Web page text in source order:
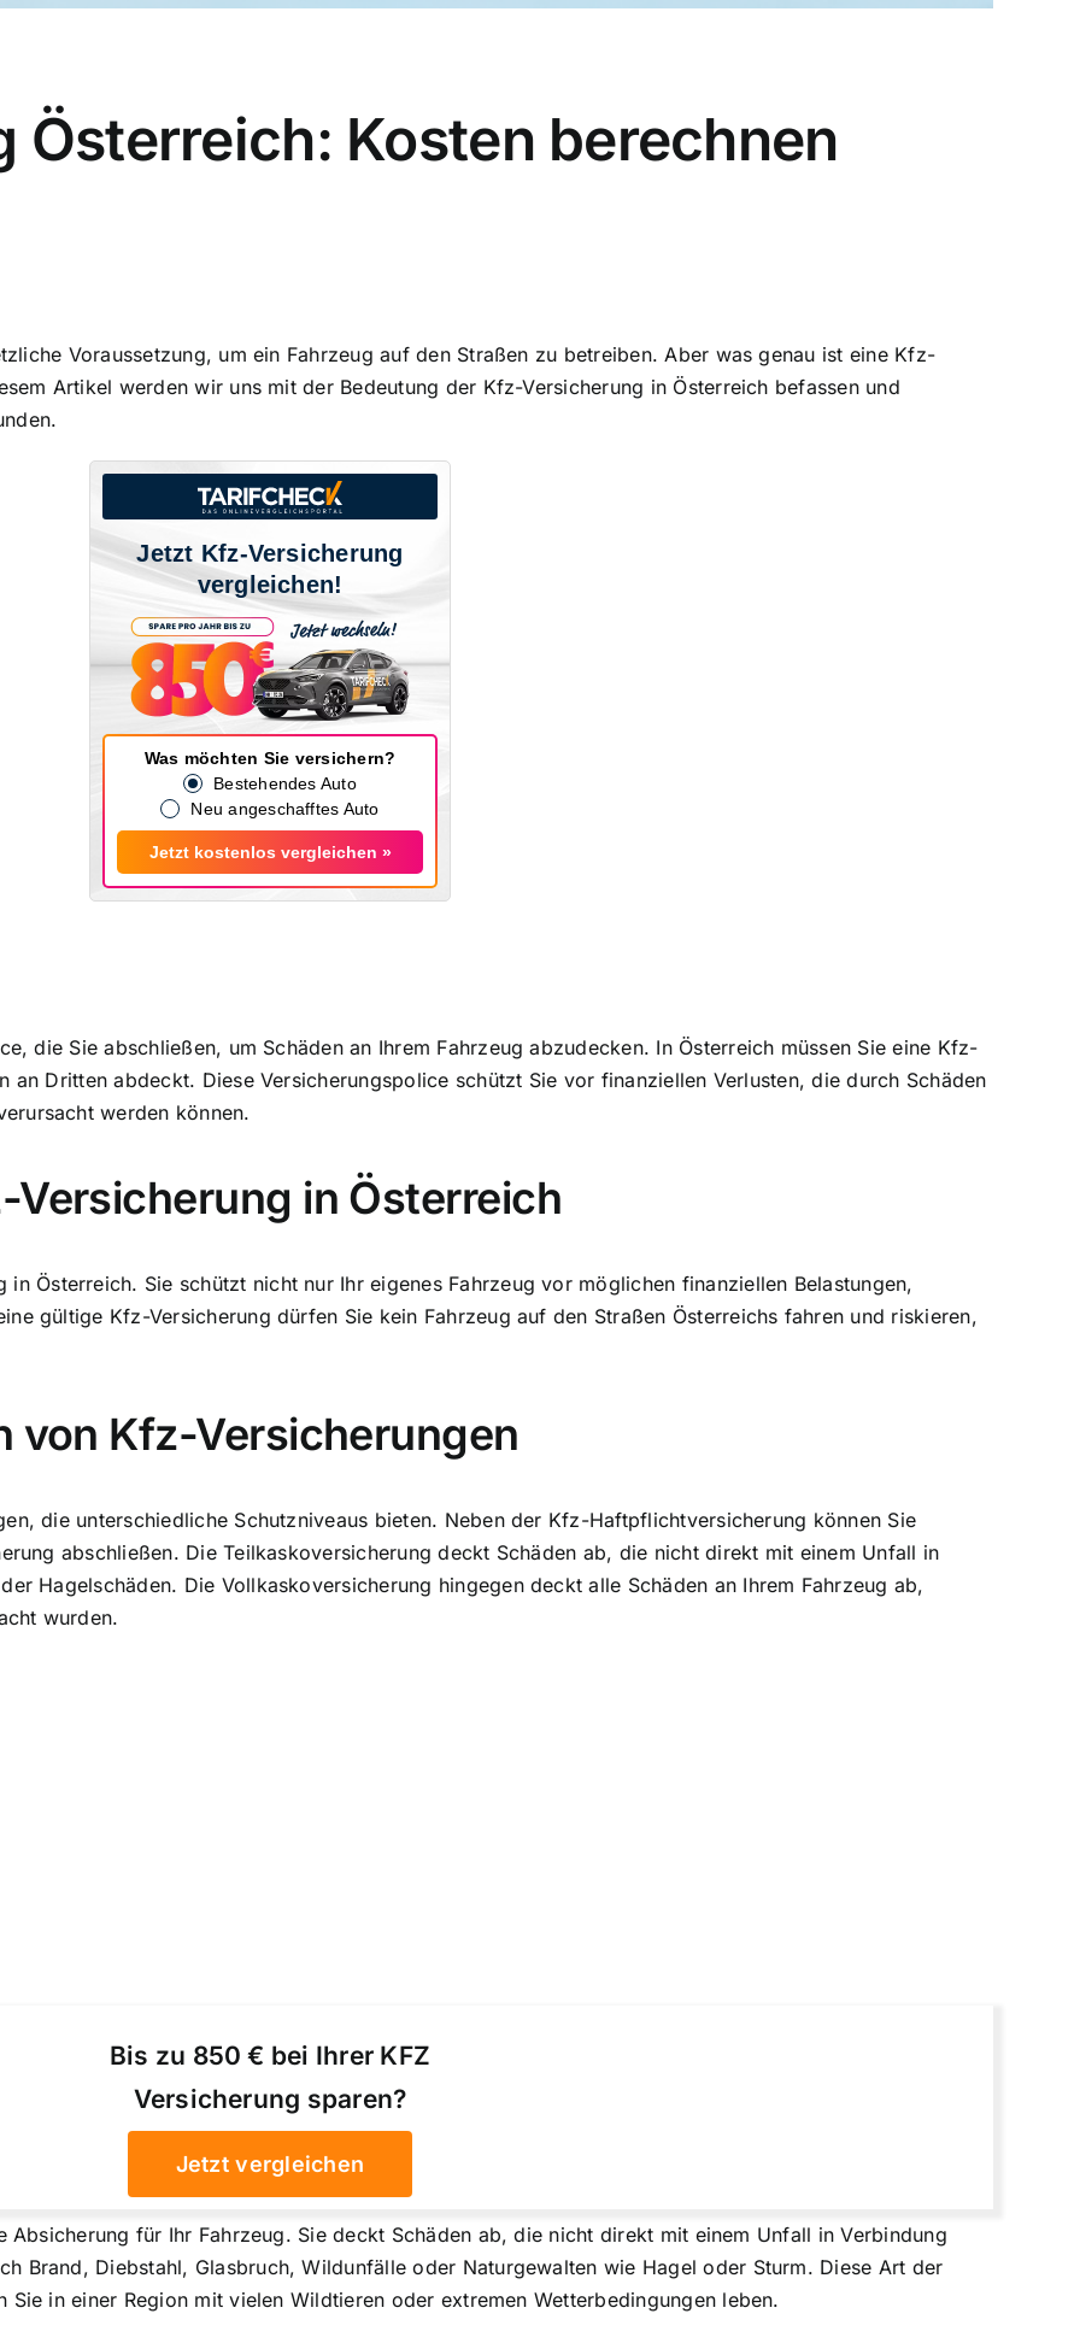
Österreich: Kosten berechnen
Voraussetzung, um ein Fahrzeug auf den Straßen zu betreiben. Aber was genau ist eine Kfz-
Artikel werden wir uns mit der Bedeutung der Kfz-Versicherung in Österreich befassen und
Jetzt Kfz-Versicherung
vergleichen!
Was möchten Sie versichern?
Bestehendes Auto
Neu angeschafftes Auto
Jetzt kostenlos vergleichen »
die Sie abschließen, um Schäden an Ihrem Fahrzeug abzudecken. In Österreich müssen Sie eine Kfz-
an Dritten abdeckt. DieseVersicherungspolice schützt Sie vor finanziellen Verlusten, die durch Schäden
werden können.
in Österreich
in Österreich. Sie schützt nicht nur Ihr eigenes Fahrzeug vor möglichen finanziellen Belastungen,
gültige Kfz-Versicherung dürfen Sie kein Fahrzeug auf den Straßen Österreichs fahren und riskieren,
von Kfz-Versicherungen
die unterschiedliche Schutzniveaus bieten. Neben der Kfz-Haftpflichtversicherung können Sie
abschließen. Die Teilkaskoversicherung deckt Schäden ab, die nicht direkt mit einem Unfall in
Hagelschäden. Die Vollkaskoversicherung hingegen deckt alle Schäden an Ihrem Fahrzeug ab,
wurden.
Bis zu 850 € bei Ihrer KFZ
Versicherung sparen?
Jetzt vergleichen
für Ihr Fahrzeug. Sie deckt Schäden ab, die nicht direkt mit einem Unfall in Verbindung
Brand, Diebstahl, Glasbruch, Wildunfälle oder Naturgewalten wie Hagel oder Sturm. Diese Art der
in einer Region mit vielen Wildtieren oder extremen Wetterbedingungen leben.